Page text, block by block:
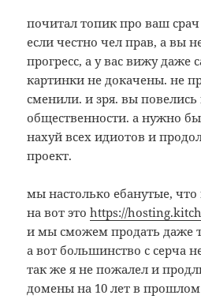
почитал топик про ваш
если честно чел прав, а вы
прогресс, а у вас вижу даже
картинки не докачены. не
сменили. и зря. вы повелись
общественности. а нужно
нахуй всех идиотов и
проект.
мы настолько ебанутые,
на вот этоhttps://
и мы сможем продать даже
а вот большинство с серча
так же я не пожалел и
домены на 10 лет в прошлом